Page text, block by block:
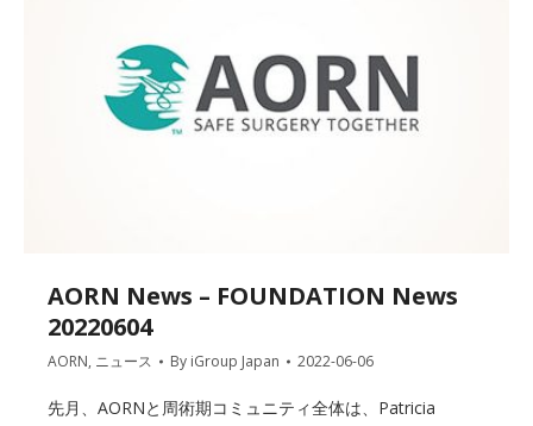
AORN News – FOUNDATION News
20220604
AORN, ニュース By iGroup Japan 2022-06-06
先月、AORNと周術期コミュニティ全体は、Patricia